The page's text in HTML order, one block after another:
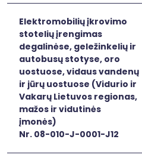
Elektromobilių įkrovimo
stotelių įrengimas
degalinėse, geležinkelių ir
autobusų stotyse, oro
uostuose, vidaus vandenų
ir jūrų uostuose (Vidurio ir
Vakarų Lietuvos regionas,
mažos ir vidutinės
įmonės)
Nr. 08-010-J-0001-J12